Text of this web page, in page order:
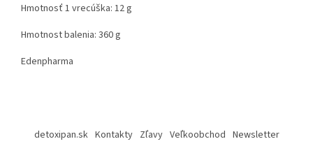
Hmotnosť 1 vrecúška: 12 g
Hmotnost balenia: 360 g
Edenpharma
detoxipan.sk Kontakty Zľavy Veľkoobchod Newsletter